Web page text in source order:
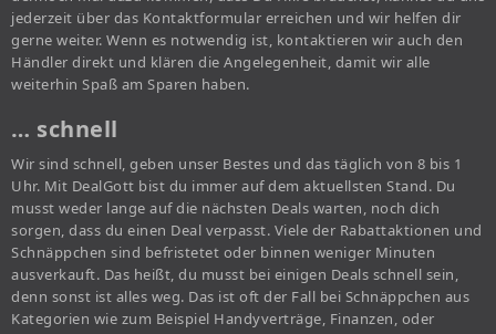
jederzeit über das Kontaktformular erreichen und wir helfen dir
gerne weiter. Wenn es notwendig ist, kontaktieren wir auch den
Händler direkt und klären die Angelegenheit, damit wir alle
weiterhin Spaß am Sparen haben.
… schnell
Wir sind schnell, geben unser Bestes und das täglich von 8 bis 1
Uhr. Mit DealGott bist du immer auf dem aktuellsten Stand. Du
musst weder lange auf die nächsten Deals warten, noch dich
sorgen, dass du einen Deal verpasst. Viele der Rabattaktionen und
Schnäppchen sind befristetet oder binnen weniger Minuten
ausverkauft. Das heißt, du musst bei einigen Deals schnell sein,
denn sonst ist alles weg. Das ist oft der Fall bei Schnäppchen aus
Kategorien wie zum Beispiel Handyverträge, Finanzen, oder